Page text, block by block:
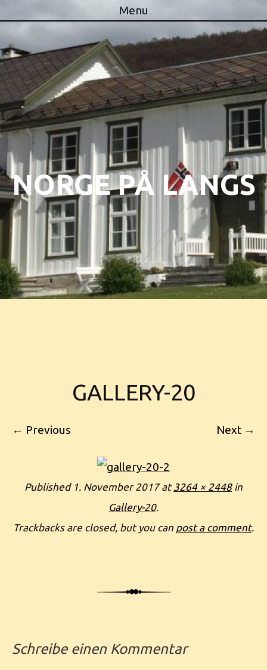
Menu
Skip to content
NORGE PÅ LANGS
GALLERY-20
← Previous Next →
Published 1. November 2017at3264 × 2448in
Gallery-20.
Trackbacks are closed, but you can post a comment.
Schreibe einen Kommentar